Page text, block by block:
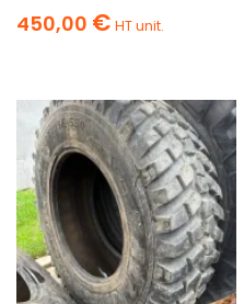
450,00 € HT unit.